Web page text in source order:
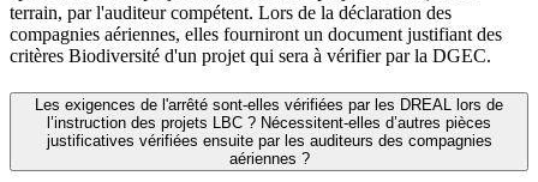
terrain, par l'auditeur compétent. Lors de la déclaration des
compagnies aériennes, elles fourniront un document justifiant des
critères Biodiversité d'un projet qui sera à vérifier par la DGEC.
Les exigences de l'arrêté sont-elles vérifiées par les DREAL lors de
l’instruction des projets LBC ? Nécessitent-elles d’autres pièces
justificatives vérifiées ensuite par les auditeurs des compagnies
aériennes ?